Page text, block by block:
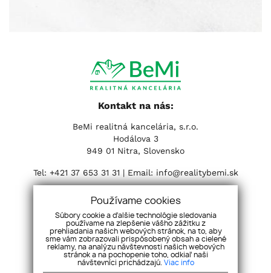
Používame cookies
Súbory cookie a ďalšie technológie sledovania
používame na zlepšenie vášho zážitku z
prehliadania našich webových stránok, na to, aby
sme vám zobrazovali prispôsobený obsah a cielené
reklamy, na analýzu návštevnosti našich webových
stránok a na pochopenie toho, odkiaľ naši
návštevníci prichádzajú. Viac info
Kontakt na nás:
BeMi realitná kancelária, s.r.o.
Hodálova 3
949 01 Nitra, Slovensko
Tel: +421 37 653 31 31 | Email: info@realitybemi.sk
Sociálne siete: